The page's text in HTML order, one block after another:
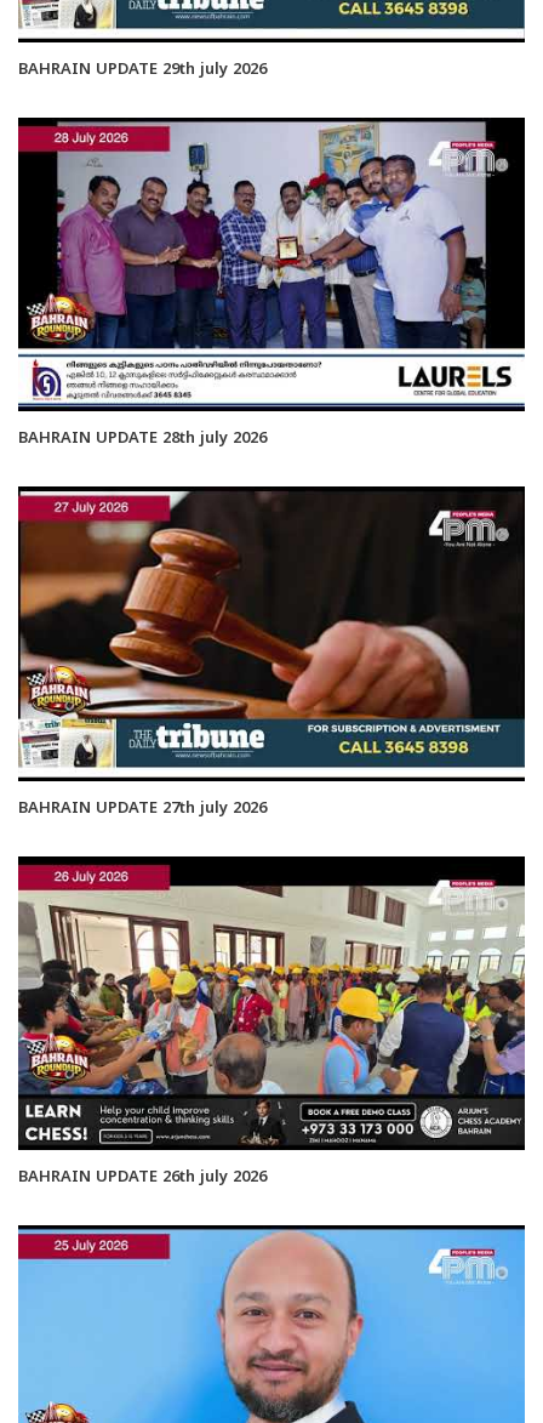
BAHRAIN UPDATE 29th july 2026
BAHRAIN UPDATE 28th july 2026
BAHRAIN UPDATE 27th july 2026
BAHRAIN UPDATE 26th july 2026